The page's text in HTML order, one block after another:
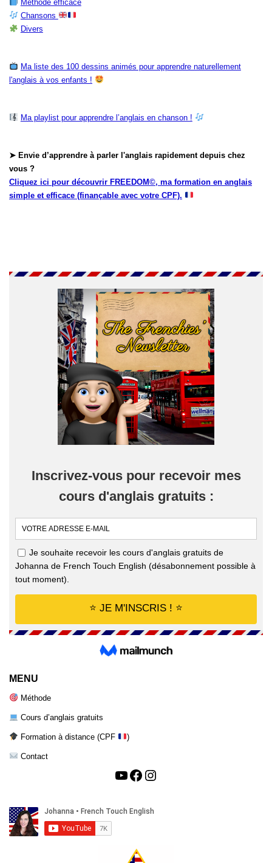
Méthode efficace
Chansons
Divers
Ma liste des 100 dessins animés pour apprendre naturellement
l'anglais à vos enfants !
Ma playlist pour apprendre l’anglais en chanson !
➤ Envie d’apprendre à parler l'anglais rapidement depuis chez
vous ?
Cliquez ici pour découvrir FREEDOM©, ma formation en anglais
simple et efficace (finançable avec votre CPF).
MENU
Méthode
Cours d’anglais gratuits
Formation à distance (CPF )
Contact